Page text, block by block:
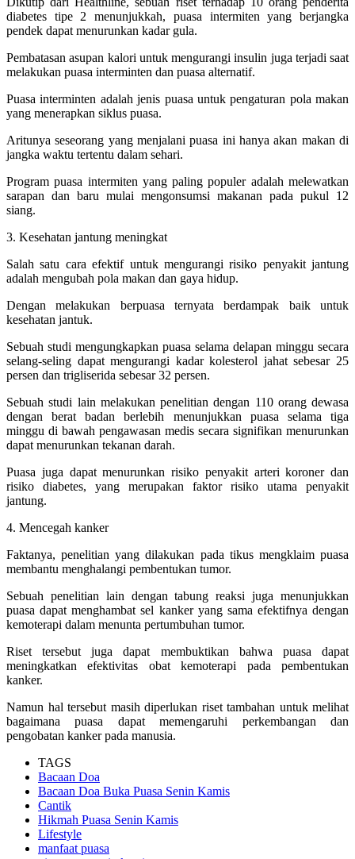
diabetes tipe 2 menunjukkah, puasa intermiten yang berjangka
pendek dapat menurunkan kadar gula.
Pembatasan asupan kalori untuk mengurangi insulin juga terjadi saat
melakukan puasa interminten dan puasa alternatif.
Puasa interminten adalah jenis puasa untuk pengaturan pola makan
yang menerapkan siklus puasa.
Aritunya seseorang yang menjalani puasa ini hanya akan makan di
jangka waktu tertentu dalam sehari.
Program puasa intermiten yang paling populer adalah melewatkan
sarapan dan baru mulai mengonsumsi makanan pada pukul 12
siang.
3. Kesehatan jantung meningkat
Salah satu cara efektif untuk mengurangi risiko penyakit jantung
adalah mengubah pola makan dan gaya hidup.
Dengan melakukan berpuasa ternyata berdampak baik untuk
kesehatan jantuk.
Sebuah studi mengungkapkan puasa selama delapan minggu secara
selang-seling dapat mengurangi kadar kolesterol jahat sebesar 25
persen dan trigliserida sebesar 32 persen.
Sebuah studi lain melakukan penelitian dengan 110 orang dewasa
dengan berat badan berlebih menunjukkan puasa selama tiga
minggu di bawah pengawasan medis secara signifikan menurunkan
dapat menurunkan tekanan darah.
Puasa juga dapat menurunkan risiko penyakit arteri koroner dan
risiko diabetes, yang merupakan faktor risiko utama penyakit
jantung.
4. Mencegah kanker
Faktanya, penelitian yang dilakukan pada tikus mengklaim puasa
membantu menghalangi pembentukan tumor.
Sebuah penelitian lain dengan tabung reaksi juga menunjukkan
puasa dapat menghambat sel kanker yang sama efektifnya dengan
kemoterapi dalam menunta pertumbuhan tumor.
Riset tersebut juga dapat membuktikan bahwa puasa dapat
meningkatkan efektivitas obat kemoterapi pada pembentukan
kanker.
Namun hal tersebut masih diperlukan riset tambahan untuk melihat
bagaimana puasa dapat memengaruhi perkembangan dan
pengobatan kanker pada manusia.
TAGS
Bacaan Doa
Bacaan Doa Buka Puasa Senin Kamis
Cantik
Hikmah Puasa Senin Kamis
Lifestyle
manfaat puasa